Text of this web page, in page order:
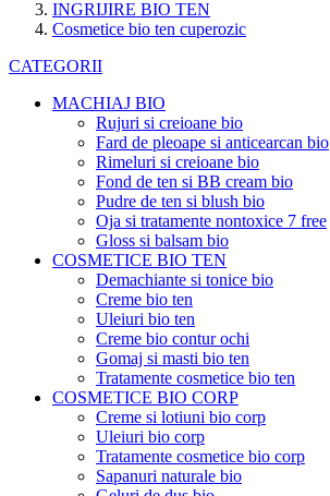
INGRIJIRE BIO TEN
Cosmetice bio ten cuperozic
CATEGORII
MACHIAJ BIO
Rujuri si creioane bio
Fard de pleoape si anticearcan bio
Rimeluri si creioane bio
Fond de ten si BB cream bio
Pudre de ten si blush bio
Oja si tratamente nontoxice 7 free
Gloss si balsam bio
COSMETICE BIO TEN
Demachiante si tonice bio
Creme bio ten
Uleiuri bio ten
Creme bio contur ochi
Gomaj si masti bio ten
Tratamente cosmetice bio ten
COSMETICE BIO CORP
Creme si lotiuni bio corp
Uleiuri bio corp
Tratamente cosmetice bio corp
Sapanuri naturale bio